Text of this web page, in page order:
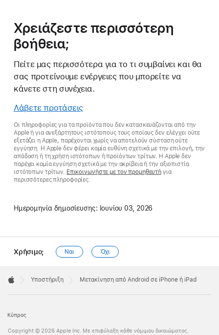
Χρειάζεστε περισσότερη
βοήθεια;
Πείτε μας περισσότερα για το τι συμβαίνει και θα
σας προτείνουμε ενέργειες που μπορείτε να
κάνετε στη συνέχεια.
Λάβετε προτάσεις
Οι πληροφορίες για τα προϊόντα που δεν κατασκευάζονται από την
Apple ή για ανεξάρτητους ιστότοπους τους οποίους δεν ελέγχει ούτε
εξετάζει η Apple, παρέχονται χωρίς να αποτελούν σύσταση ούτε
εγγύηση. Η Apple δεν φέρει καμία ευθύνη σχετικά με την επιλογή, την
απόδοση ή τη χρήση ιστότοπων ή προϊόντων τρίτων. Η Apple δεν
παρέχει καμία εγγύηση σχετικά με την ακρίβεια ή την αξιοπιστία
ιστότοπων τρίτων. Επικοινωνήστε με τον προμηθευτή για
περισσότερες πληροφορίες.
Ημερομηνία δημοσίευσης: Ιουνίου 03, 2026
Χρήσιμο; Ναι Όχι
Footer

Υποστήριξη Μετακίνηση από Android σε iPhone ή iPad
Κύπρος
Copyright © 2026 Apple Inc. Με επιφύλαξη κάθε νόμιμου δικαιώματος.